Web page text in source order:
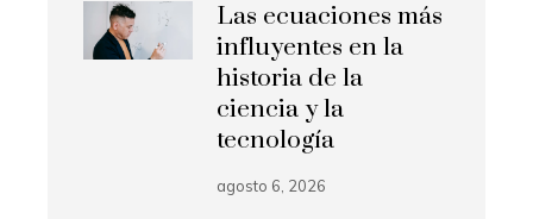
Las ecuaciones más
influyentes en la
historia de la
ciencia y la
tecnología
agosto 6, 2026